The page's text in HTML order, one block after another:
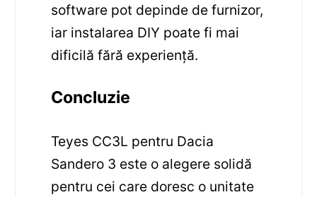
software pot depinde de furnizor,
iar instalarea DIY poate fi mai
dificilă fără experiență.
Concluzie
Teyes CC3L pentru Dacia
Sandero 3 este o alegere solidă
pentru cei care doresc o unitate